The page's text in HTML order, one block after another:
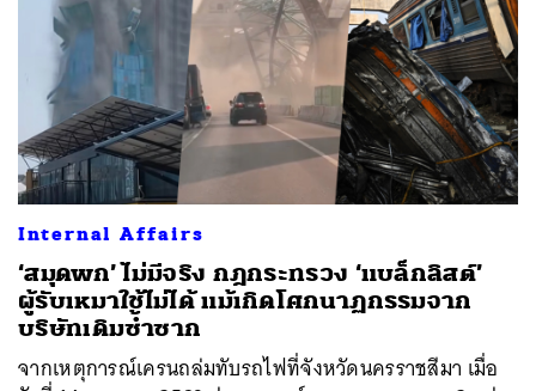
Internal Affairs
‘สมุดพก’ ไม่มีจริง กฎกระทรวง ‘แบล็กลิสต์’
ผู้รับเหมาใช้ไม่ได้ แม้เกิดโศกนาฏกรรมจาก
บริษัทเดิมซ้ำซาก
จากเหตุการณ์เครนถล่มทับรถไฟที่จังหวัดนครราชสีมา เมื่อ
ค้นหา
EMAIL